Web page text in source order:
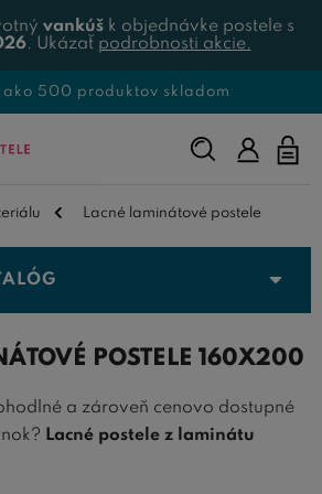
vankúšk objednávke postele s
. Ukázať podrobnosti akcie.
ako 500 produktov skladom
Napíšte,
čo
Lacné laminátové postele
POSTELE 160X200
a zároveň cenovo dostupné
Lacné postele z laminátu
ideálnu voľbu pre každého, kto si